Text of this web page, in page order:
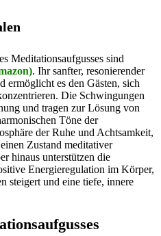
Meditationsaufgusses sind
. Ihr sanfter, resonierender
ermöglicht es den Gästen, sich
Die Schwingungen
und tragen zur Lösung von
Töne der
der Ruhe und Achtsamkeit,
Zustand meditativer
hinaus unterstützen die
Energieregulation im Körper,
steigert und eine tiefe, innere